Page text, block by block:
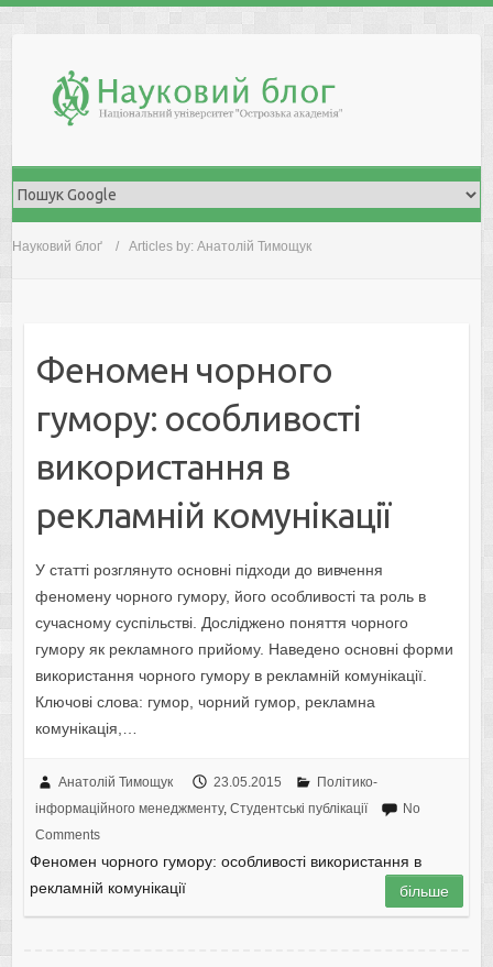
Науковий блоґ Articles by: Анатолій Тимощук
Феномен чорного
гумору: особливості
використання в
рекламній комунікації
У статті розглянуто основні підходи до вивчення
феномену чорного гумору, його особливості та роль в
сучасному суспільстві. Досліджено поняття чорного
гумору як рекламного прийому. Наведено основні форми
використання чорного гумору в рекламній комунікації.
Ключові слова: гумор, чорний гумор, рекламна
комунікація,…
Анатолій Тимощук 23.05.2015
Політико-
інформаційного менеджменту, Студентські публікації
No
Comments
Феномен чорного гумору: особливості використання в
рекламній комунікації
більше